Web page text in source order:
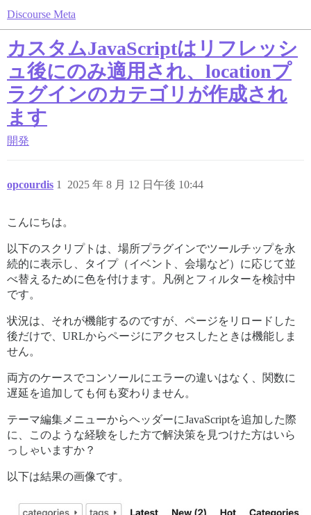
Discourse Meta
カスタムJavaScriptはリフレッシ
ュ後にのみ適用され、locationプ
ラグインのカテゴリが作成され
ます
開発
opcourdis 2025 年 8 月 12 日午後 10:44
1
こんにちは。
以下のスクリプトは、場所プラグインでツールチップを永
続的に表示し、タイプ（イベント、会場など）に応じて並
べ替えるために色を付けます。凡例とフィルターを検討中
です。
状況は、それが機能するのですが、ページをリロードした
後だけで、URLからページにアクセスしたときは機能しま
せん。
両方のケースでコンソールにエラーの違いはなく、関数に
遅延を追加しても何も変わりません。
テーマ編集メニューからヘッダーにJavaScriptを追加した際
に、このような経験をした方で解決策を見つけた方はいら
っしゃいますか？
以下は結果の画像です。